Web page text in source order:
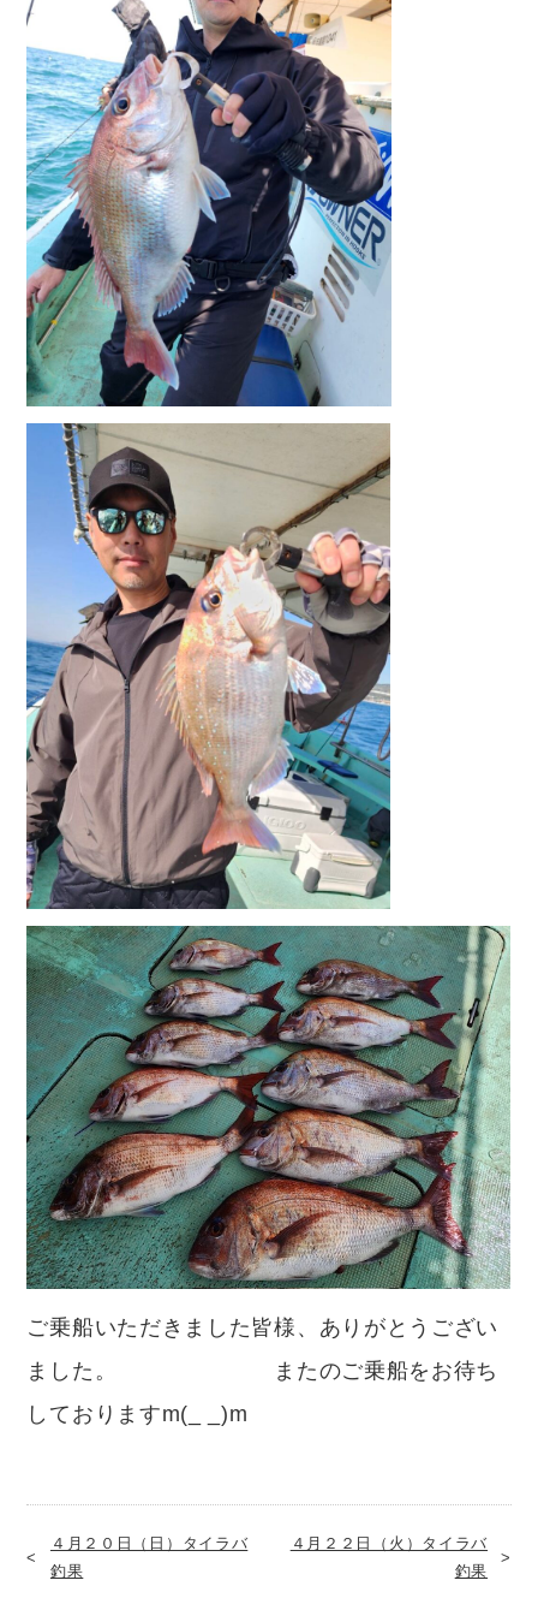
ご乗船いただきました皆様、ありがとうござい
ました。 またのご乗船をお待ち
しておりますm(_ _)m
４月２０日（日）タイラバ
釣果
４月２２日（火）タイラバ
釣果